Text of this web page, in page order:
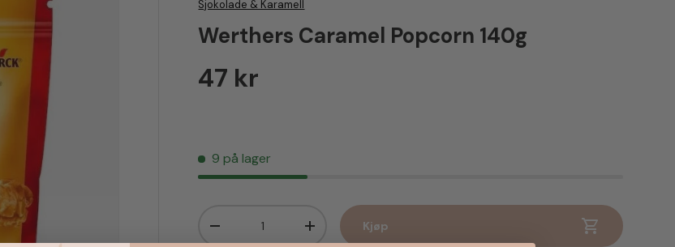
Sjokolade & Karamell
Werthers Caramel Popcorn 140g
Vanlig pris
47 kr
9 på lager
Senk antall
Øk antall Kjøp